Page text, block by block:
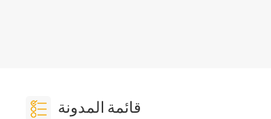
قائمة المدونة